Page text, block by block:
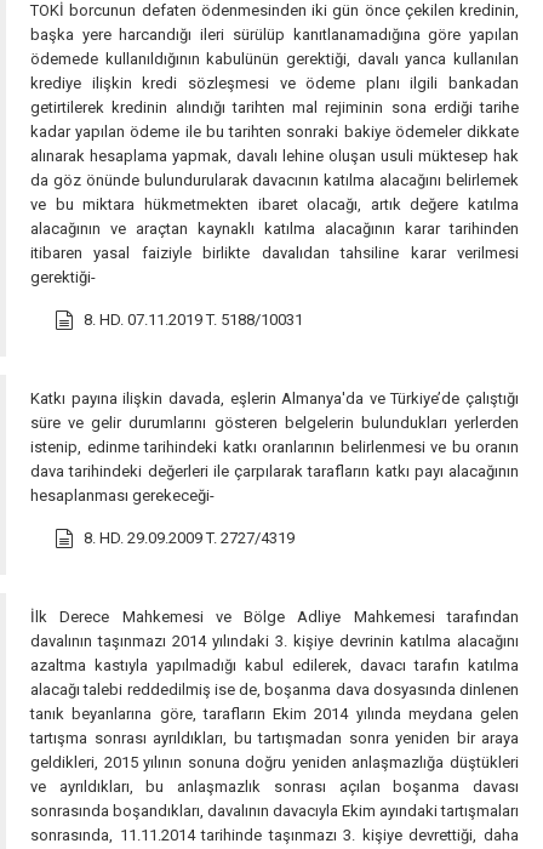
TOKİ borcunun defaten ödenmesinden iki gün önce çekilen kredinin,
başka yere harcandığı ileri sürülüp kanıtlanamadığına göre yapılan
ödemede kullanıldığının kabulünün gerektiği, davalı yanca kullanılan
krediye ilişkin kredi sözleşmesi ve ödeme planı ilgili bankadan
getirtilerek kredinin alındığı tarihten mal rejiminin sona erdiği tarihe
kadar yapılan ödeme ile bu tarihten sonraki bakiye ödemeler dikkate
alınarak hesaplama yapmak, davalı lehine oluşan usuli müktesep hak
da göz önünde bulundurularak davacının katılma alacağını belirlemek
ve bu miktara hükmetmekten ibaret olacağı, artık değere katılma
alacağının ve araçtan kaynaklı katılma alacağının karar tarihinden
itibaren yasal faiziyle birlikte davalıdan tahsiline karar verilmesi
gerektiği-
8. HD. 07.11.2019 T. 5188/10031
Katkı payına ilişkin davada, eşlerin Almanya'da ve Türkiye’de çalıştığı
süre ve gelir durumlarını gösteren belgelerin bulundukları yerlerden
istenip, edinme tarihindeki katkı oranlarının belirlenmesi ve bu oranın
dava tarihindeki değerleri ile çarpılarak tarafların katkı payı alacağının
hesaplanması gerekeceği-
8. HD. 29.09.2009 T. 2727/4319
İlk Derece Mahkemesi ve Bölge Adliye Mahkemesi tarafından
davalının taşınmazı 2014 yılındaki 3. kişiye devrinin katılma alacağını
azaltma kastıyla yapılmadığı kabul edilerek, davacı tarafın katılma
alacağı talebi reddedilmiş ise de, boşanma dava dosyasında dinlenen
tanık beyanlarına göre, tarafların Ekim 2014 yılında meydana gelen
tartışma sonrası ayrıldıkları, bu tartışmadan sonra yeniden bir araya
geldikleri, 2015 yılının sonuna doğru yeniden anlaşmazlığa düştükleri
ve ayrıldıkları, bu anlaşmazlık sonrası açılan boşanma davası
sonrasında boşandıkları, davalının davacıyla Ekim ayındaki tartışmaları
sonrasında, 11.11.2014 tarihinde taşınmazı 3. kişiye devrettiği, daha